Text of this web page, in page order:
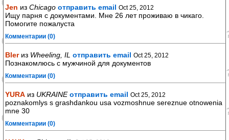
Jen из Chicago отправить email Oct 25, 2012
Ищу парня с документами. Мне 26 лет проживаю в чикаго.
Помогите пожалуста
Комментарии (0)
Blerиз Wheeling, IL отправить email Oct 25, 2012
Познакомлюсь с мужчиной для документов
Комментарии (0)
YURA из UKRAINE отправить email Oct 25, 2012
poznakomlys s grashdankou usa vozmoshnue sereznue otnowenia
mne 30
Комментарии (0)